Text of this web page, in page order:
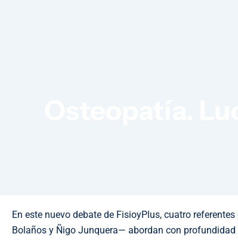
En este nuevo debate de FisioyPlus, cuatro
Bolaños y Ñigo Junquera— abordan con